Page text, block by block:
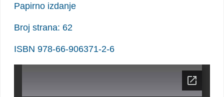
Papirno izdanje
Broj strana: 62
ISBN 978-66-906371-2-6